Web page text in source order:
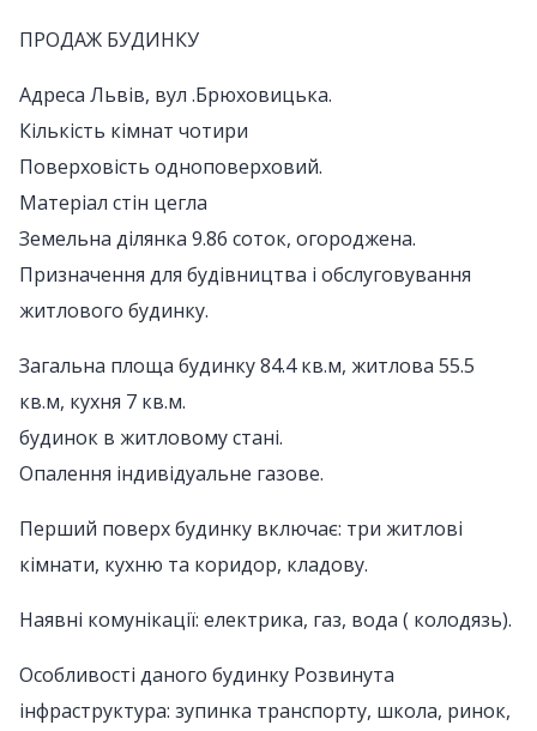
ПРОДАЖ БУДИНКУ
Адреса Львів, вул .Брюховицька.
Кількість кімнат чотири
Поверховість одноповерховий.
Матеріал стін цегла
Земельна ділянка 9.86 соток, огороджена.
Призначення для будівництва і обслуговування
житлового будинку.
Загальна площа будинку 84.4 кв.м, житлова 55.5
кв.м, кухня 7 кв.м.
будинок в житловому стані.
Опалення індивідуальне газове.
Перший поверх будинку включає: три житлові
кімнати, кухню та коридор, кладову.
Наявні комунікації: електрика, газ, вода ( колодязь).
Особливості даного будинку Розвинута
інфраструктура: зупинка транспорту, школа, ринок,